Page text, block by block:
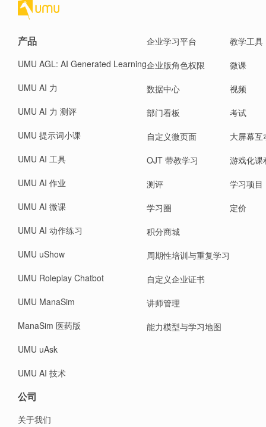
产品
UMU AGL: AI Generated Learning
UMU AI 力
UMU AI 力 测评
UMU 提示词小课
UMU AI 工具
UMU AI 作业
UMU AI 微课
UMU AI 动作练习
UMU uShow
UMU Roleplay Chatbot
UMU ManaSim
ManaSim 医药版
UMU uAsk
UMU AI 技术
企业学习平台
企业版角色权限
数据中心
部门看板
自定义微页面
OJT 带教学习
测评
学习圈
积分商城
周期性培训与重复学习
自定义企业证书
讲师管理
能力模型与学习地图
教学工具
微课
视频
考试
大屏幕互
游戏化课
学习项目
定价
公司
关于我们